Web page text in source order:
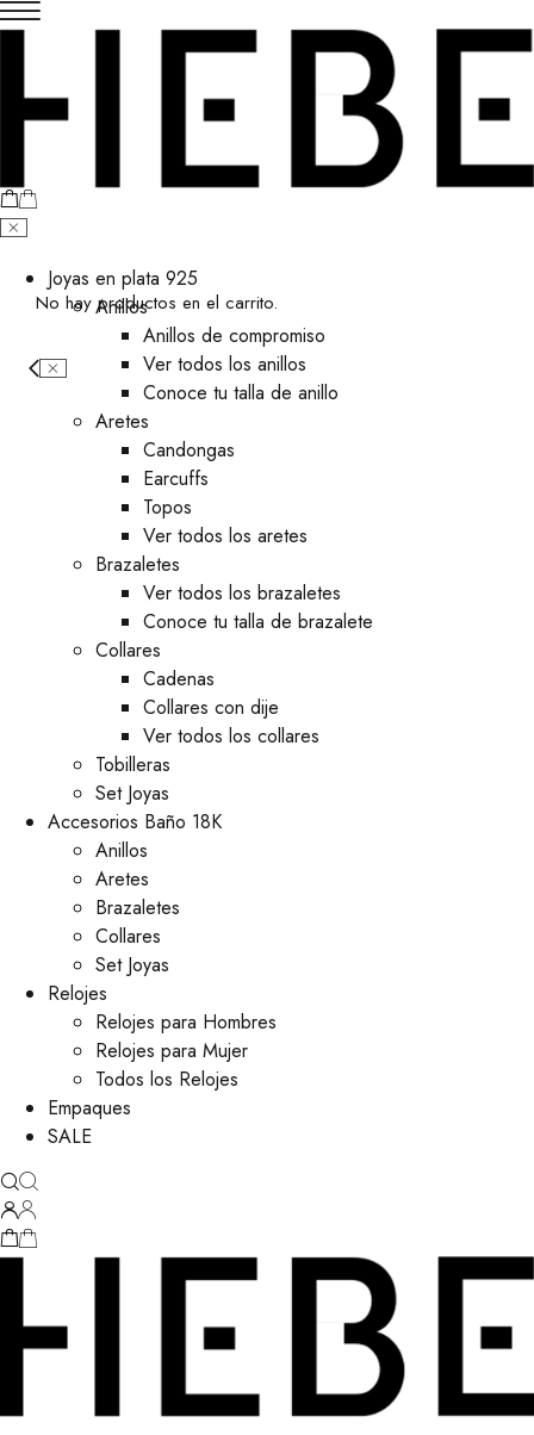
No hay productos en el carrito.
Joyas en plata 925
Anillos
Anillos de compromiso
Ver todos los anillos
Conoce tu talla de anillo
Aretes
⁠Candongas
Earcuffs
Topos
Ver todos los aretes
Brazaletes
Ver todos los brazaletes
Conoce tu talla de brazalete
Collares
Cadenas
Collares con dije
Ver todos los collares
Tobilleras
Set Joyas
Accesorios Baño 18K
Anillos
Aretes
Brazaletes
Collares
Set Joyas
Relojes
Relojes para Hombres
Relojes para Mujer
Todos los Relojes
Empaques
SALE